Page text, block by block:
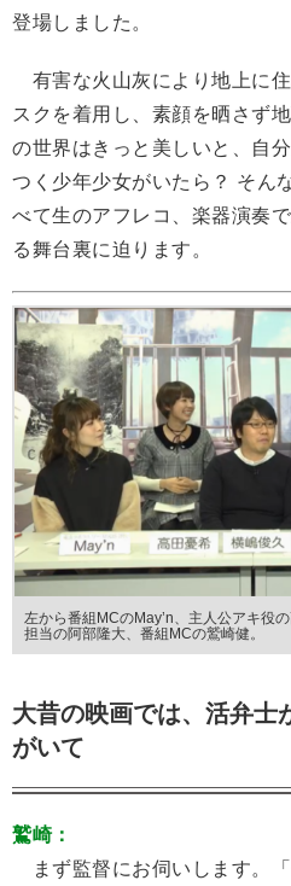
登場しました。
有害な火山灰により地上に
スクを着用し、素顔を晒さず
の世界はきっと美しいと、自
つく少年少女がいたら？ そん
べて生のアフレコ、楽器演奏
る舞台裏に迫ります。
左から番組MCのMay’n、主人公アキ役
担当の阿部隆大、番組MCの鷲崎健。
大昔の映画では、活弁士
がいて
鷲崎：
まず監督にお伺いします。